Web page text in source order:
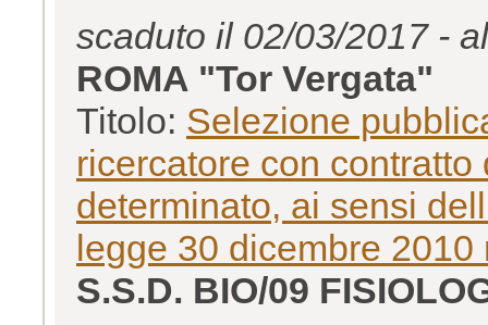
scaduto il 02/03/2017 -
ROMA "Tor Vergata"
Titolo: Selezione
ricercatore con
determinato, ai sensi
legge 30 dicembre 2010
S.S.D. BIO/09